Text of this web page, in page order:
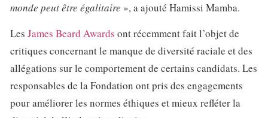
monde peut être égalitaire », a ajouté Hamissi Mamba.
Les James Beard Awards ont récemment fait l’objet de
critiques concernant le manque de diversité raciale et des
allégations sur le comportement de certains candidats. Les
responsables de la Fondation ont pris des engagements
pour améliorer les normes éthiques et mieux refléter la